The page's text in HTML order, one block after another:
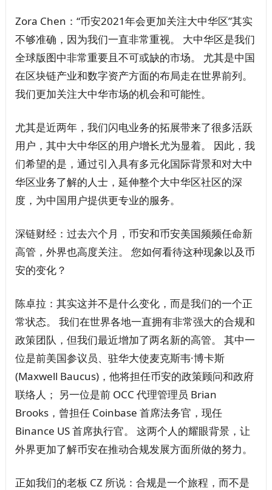
Zora Chen：“币安2021年会更加关注大中华区”其实
不够准确，因为我们一直非常重视。 大中华区是我们
全球版图中非常重要且不可或缺的市场。 尤其是中国
在区块链产业和数字资产方面的布局走在世界前列。
我们更加关注大中华市场的机会和可能性。
尤其是近两年，我们闪电业务的拓展带来了很多活跃
用户，其中大中华区的用户增长尤为显着。 因此，我
们希望的是，通过引入具有多元化国际背景和对大中
华区业务了解的人士，延伸整个大中华区社区的深
度，为中国用户提供更专业的服务。
深链财经：过去六个月，币安和币安美国频频任命新
高管，外界也高度关注。 您如何看待这种现象以及币
安的变化？
陈卓拉：其实这并不是什么变化，而是我们的一个正
常状态。 我们在世界各地一直拥有非常强大的合规和
政策团队，但我们最近增加了两名新的高管。 其中一
位是前美国参议员、驻华大使麦克斯韦·博卡斯
(Maxwell Baucus)，他将担任币安的政策顾问和政府
联络人； 另一位是前 OCC 代理管理员 Brian
Brooks，曾担任 Coinbase 首席法务官，现任
Binance US 首席执行官。 这两个人的耀眼背景，让
外界更加了解币安在推动合规发展方面所做的努力。
正如我们的老板 CZ 所说：合规是一个旅程，而不是